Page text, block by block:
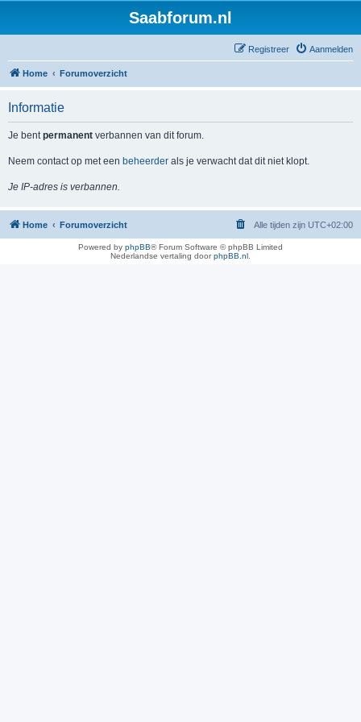
Saabforum.nl
Aanmelden
Registreer
Home Forumoverzicht
Informatie
Je bentpermanent verbannen van dit forum.
Neem contact op met een beheerder als je verwacht dat dit niet klopt.
Je IP-adres is verbannen.
Home Forumoverzicht Alle tijden zijn UTC+02:00
Powered by phpBB® Forum Software © phpBB Limited
Nederlandse vertaling doorphpBB.nl